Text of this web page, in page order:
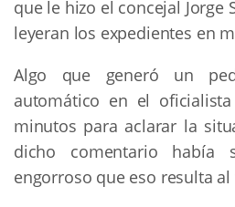
que le hizo el concejal Jorge
leyeran los expedientes en
Algo que generó un
automático en el
minutos para aclarar la
dicho comentario había
engorroso que eso resulta al